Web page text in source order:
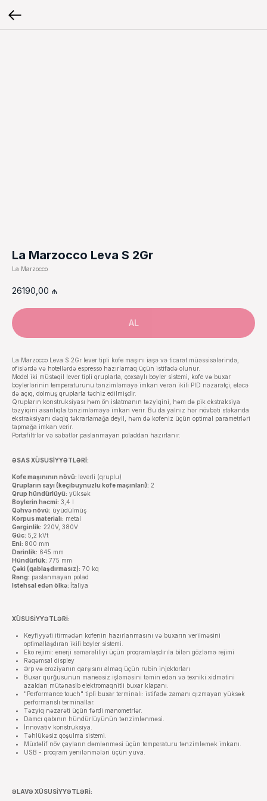
La Marzocco Leva S 2Gr
La Marzocco
26190,00 ₼
AL
La Marzocco Leva S 2Gr lever tipli kofe maşını iaşə və ticarət müəssisələrində,
ofislərdə və hotellərdə espresso hazırlamaq üçün istifadə olunur.
Model iki müstəqil lever tipli qruplarla, çoxsaylı boyler sistemi, kofe və buxar
boylerlərinin temperaturunu tənzimləməyə imkan verən ikili PID nəzarətçi, eləcə
də açıq, dolmuş qruplarla təchiz edilmişdir.
Qrupların konstruksiyası həm ön islatmanın təzyiqini, həm də pik ekstraksiya
təzyiqini asanlıqla tənzimləməyə imkan verir. Bu da yalnız hər növbəti stəkanda
ekstraksiyanı dəqiq təkrarlamağa deyil, həm də kofeniz üçün optimal parametrləri
tapmağa imkan verir.
Portafiltrlər və səbətlər paslanmayan poladdan hazırlanır.
ƏSAS XÜSUSİYYƏTLƏRİ:
Kofe maşınının növü: leverli (qruplu)
Qrupların sayı (keçibuynuzlu kofe maşınları): 2
Qrup hündürlüyü: yüksək
Boylerin həcmi: 3,4 l
Qəhvə növü: üyüdülmüş
Korpus materialı: metal
Gərginlik: 220V, 380V
Güc: 5,2 kVt
Eni: 800 mm
Dərinlik: 645 mm
Hündürlük: 775 mm
Çəki (qablaşdırmasız): 70 kq
Rəng: paslanmayan polad
Istehsal edən ölkə: İtaliya
XÜSUSİYYƏTLƏRİ:
Keyfiyyəti itirmədən kofenin hazırlanmasını və buxarın verilməsini
optimallaşdıran ikili boyler sistemi.
Eko rejimi: enerji səmərəliliyi üçün proqramlaşdırıla bilən gözləmə rejimi
Rəqəmsal displey
Ərp və eroziyanın qarşısını almaq üçün rubin injektorları
Buxar qurğusunun maneəsiz işləməsini təmin edən və texniki xidmətini
azaldan mütənasib elektromaqnitli buxar klapanı.
"Performance touch" tipli buxar terminalı: istifadə zamanı qızmayan yüksək
performanslı terminallar.
Təzyiq nəzarəti üçün fərdi manometrlər.
Damcı qabının hündürlüyünün tənzimlənməsi.
İnnovativ konstruksiya.
Təhlükəsiz qoşulma sistemi.
Müxtəlif növ çayların dəmlənməsi üçün temperaturu tənzimləmək imkanı.
USB - proqram yenilənmələri üçün yuva.
ƏLAVƏ XÜSUSİYYƏTLƏRİ: